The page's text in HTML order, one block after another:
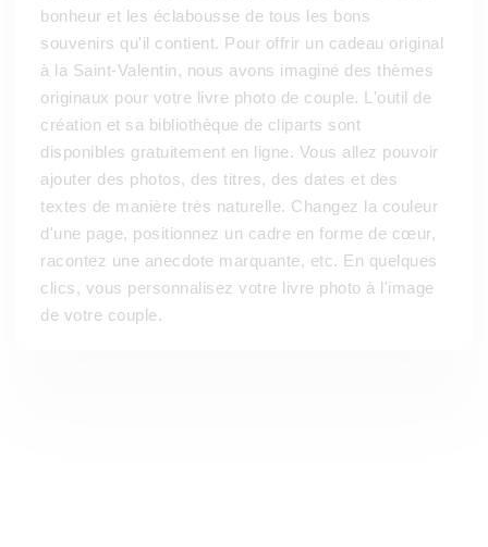
bonheur et les éclabousse de tous les bons
souvenirs qu'il contient. Pour offrir un cadeau original
à la Saint-Valentin, nous avons imaginé des thèmes
originaux pour votre livre photo de couple. L'outil de
création et sa bibliothèque de cliparts sont
disponibles gratuitement en ligne. Vous allez pouvoir
ajouter des photos, des titres, des dates et des
textes de manière très naturelle. Changez la couleur
d'une page, positionnez un cadre en forme de cœur,
racontez une anecdote marquante, etc. En quelques
clics, vous personnalisez votre livre photo à l'image
de votre couple.